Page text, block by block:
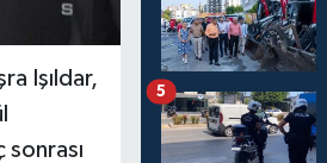
Işıldar,
5